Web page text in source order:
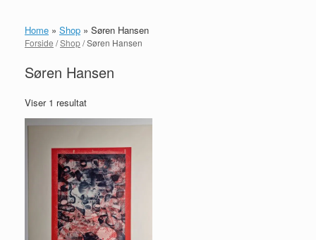
Home » Shop » Søren Hansen
Forside /Shop/ Søren Hansen
Søren Hansen
Viser 1 resultat